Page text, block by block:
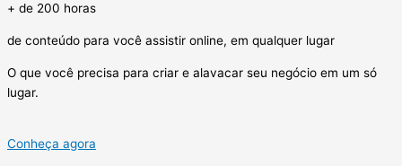
+ de 200 horas
de conteúdo para você assistir online, em qualquer lugar
O que você precisa para criar e alavacar seu negócio em um só
lugar.
Conheça agora